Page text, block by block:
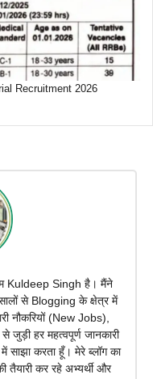
Recruitment 2026
Kuldeep Singh है। मैंने
से Blogging के क्षेत्र में
नौकरियों (New Jobs),
हर महत्वपूर्ण जानकारी
साझा करता हूँ। मेरे ब्लॉग का
की तैयारी कर रहे अभ्यर्थी और